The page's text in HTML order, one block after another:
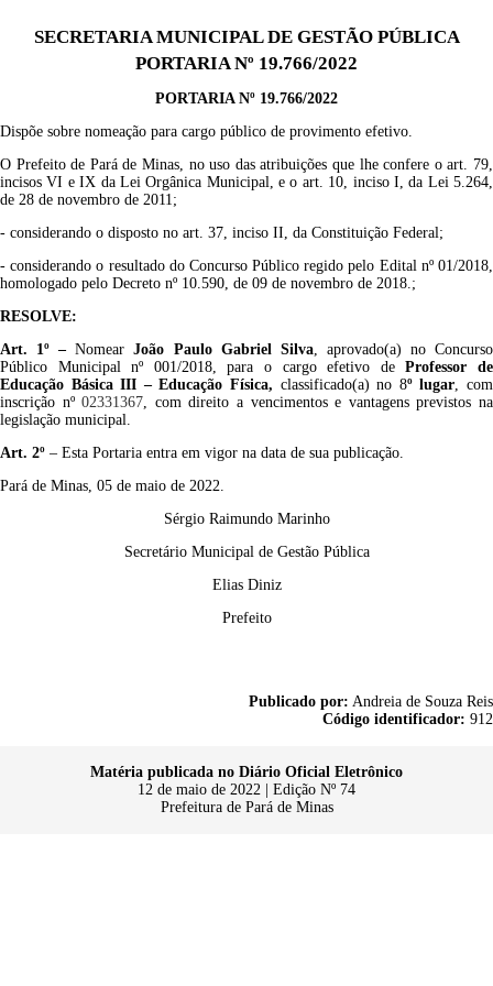
SECRETARIA MUNICIPAL DE GESTÃO PÚBLICA
PORTARIA Nº 19.766/2022
PORTARIA Nº 19.766/2022
Dispõe sobre nomeação para cargo público de provimento efetivo.
O Prefeito de Pará de Minas, no uso das atribuições que lhe confere o art. 79,
incisos VI e IX da Lei Orgânica Municipal, eo art. 10, inciso I, da Lei 5.264,
de 28 de novembro de 2011;
- considerando o disposto no art. 37, inciso II, da Constituição Federal;
- considerando o resultado do Concurso Público regido pelo Edital nº 01/2018,
homologado pelo Decreto nº 10.590, de 09 de novembro de 2018.;
RESOLVE:
Art. 1º – NomearJoão Paulo Gabriel Silva, aprovado(a) no Concurso
Público Municipal nº 001/2018, para o cargo efetivo deProfessor de
Educação Básica III – Educação Física, classificado(a) no 8º lugar, com
inscrição nº02331367, com direito a vencimentos e vantagens previstos na
legislação municipal.
Art. 2º – Esta Portaria entra em vigor na data de sua publicação.
Pará de Minas, 05 de maio de 2022.
Sérgio Raimundo Marinho
Secretário Municipal de Gestão Pública
Elias Diniz
Prefeito
Publicado por: Andreia de Souza Reis
Código identificador: 912
Matéria publicada no Diário Oficial Eletrônico
12 de maio de 2022 | Edição Nº 74
Prefeitura de Pará de Minas